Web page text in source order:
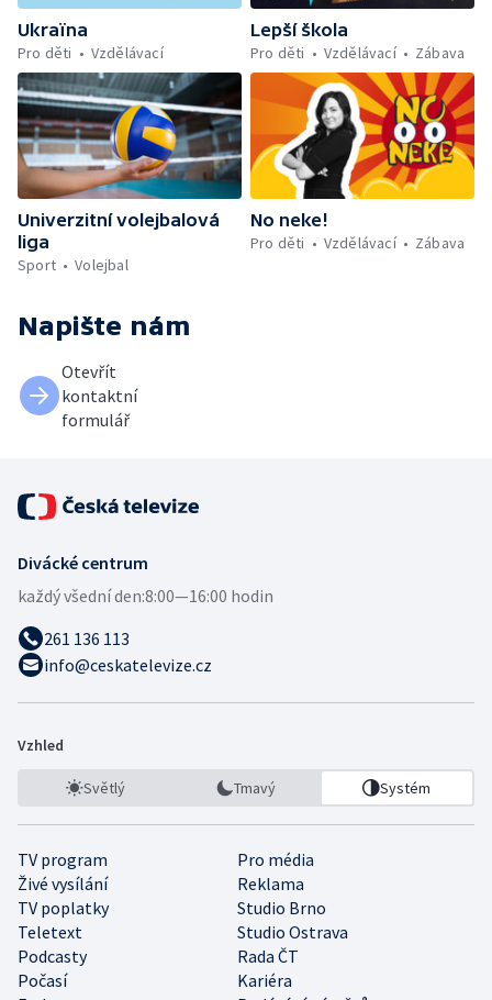
Ukraïna
Pro děti
Vzdělávací
Lepší škola
Pro děti
Vzdělávací Zábava
Univerzitní volejbalová
liga
Sport
Volejbal
No neke!
Pro děti
Vzdělávací Zábava
Napište nám
Otevřít
kontaktní
formulář
Divácké centrum
každý všední den:8:00—16:00 hodin
261 136 113
info@ceskatelevize.cz
Vzhled
Světlý Tmavý Systém
TV program
Pro média
Živé vysílání
Reklama
TV poplatky
Studio Brno
Teletext
Studio Ostrava
Podcasty
Rada ČT
Počasí
Kariéra